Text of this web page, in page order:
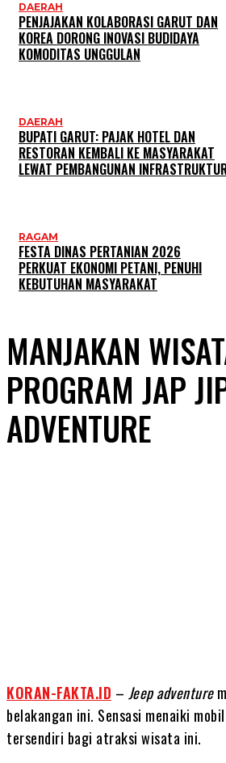
DAERAH
PENJAJAKAN KOLABORASI GARUT DAN
KOREA DORONG INOVASI BUDIDAYA
KOMODITAS UNGGULAN
DAERAH
BUPATI GARUT: PAJAK HOTEL DAN
RESTORAN KEMBALI KE MASYARAKAT
LEWAT PEMBANGUNAN
RAGAM
FESTA DINAS PERTANIAN 2026
PERKUAT EKONOMI PETANI, PENUHI
KEBUTUHAN MASYARAKAT
MANJAKAN
PROGRAM JAP
ADVENTURE
KORAN-FAKTA.ID – Jeep adventure
belakangan ini. Sensasi menaiki mobil
tersendiri bagi atraksi wisata ini.